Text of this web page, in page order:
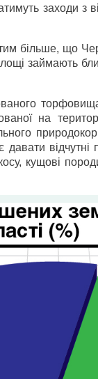
заходи з
більше, що
займають
на
кущові